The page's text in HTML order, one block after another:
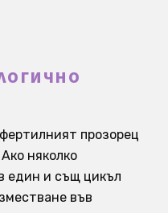
прозорец
няколко
един и същ цикъл
във